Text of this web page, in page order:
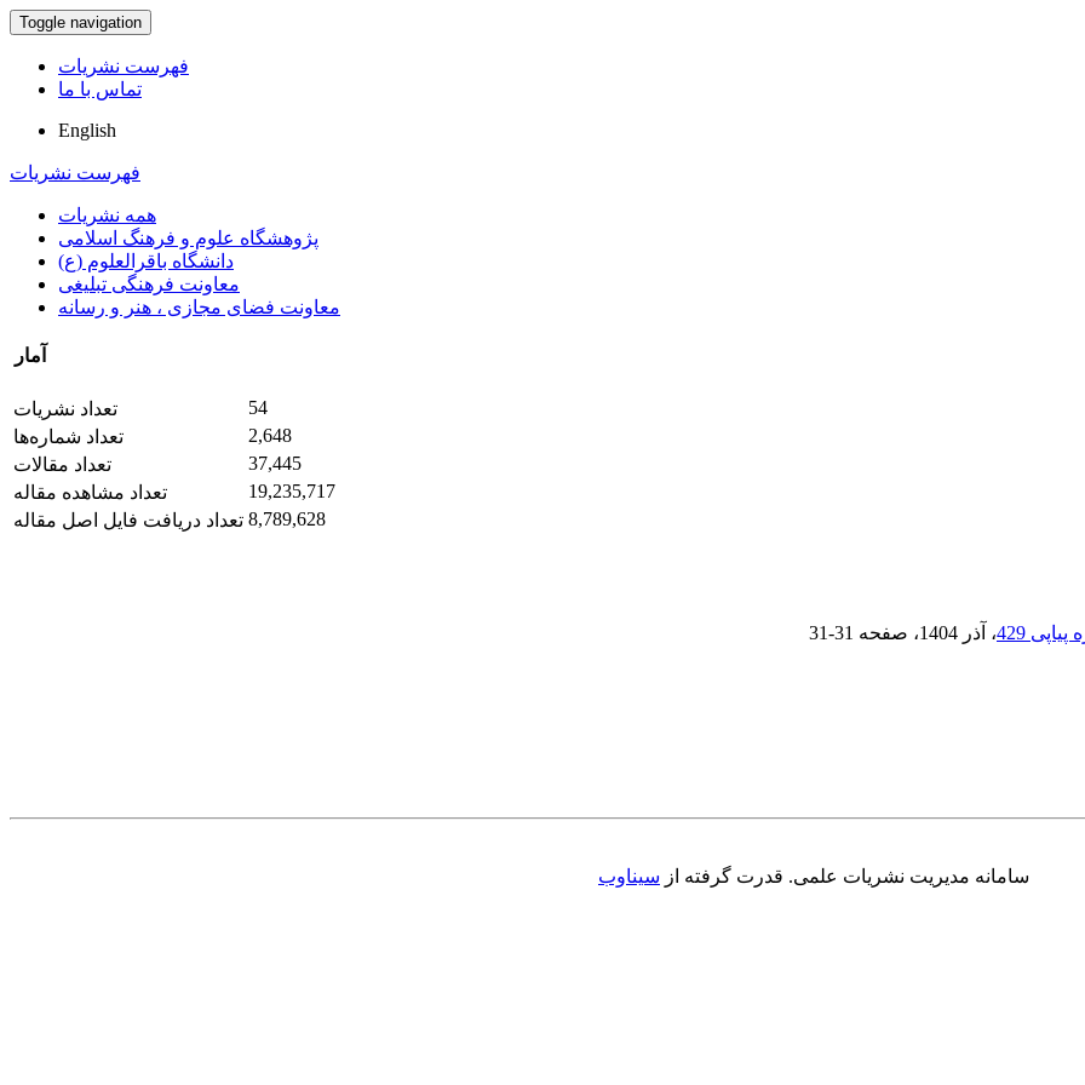
Toggle navigation
فهرست نشریات
تماس با ما
English
فهرست نشریات
همه نشریات
پژوهشگاه علوم و فرهنگ اسلامی
دانشگاه باقرالعلوم (ع)
معاونت فرهنگی تبلیغی
معاونت فضای مجازی ، هنر و رسانه
آمار
تعداد نشریات
54
تعداد شماره‌ها
2,648
تعداد مقالات
37,445
تعداد مشاهده مقاله
19,235,717
تعداد دریافت فایل اصل مقاله 8,789,628
، آذر 1404 ، صفحه 31-31
سامانه مدیریت نشریات علمی. قدرت گرفته از سیناوب